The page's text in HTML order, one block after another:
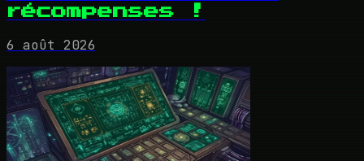
récompenses !
6 août 2026